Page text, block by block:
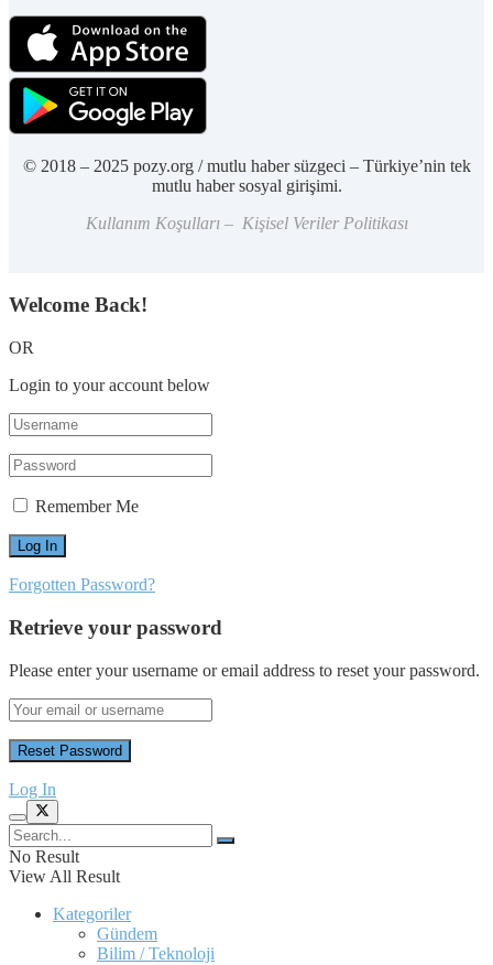
© 2018 – 2025 pozy.org / mutlu haber süzgeci – Türkiye’nin tek
mutlu haber sosyal girişimi.
Kullanım Koşulları – Kişisel Veriler Politikası
Welcome Back!
OR
Login to your account below
Remember Me
Forgotten Password?
Retrieve your password
Please enter your username or email address to reset your password.
Log In
No Result
View All Result
Kategoriler
Gündem
Bilim / Teknoloji